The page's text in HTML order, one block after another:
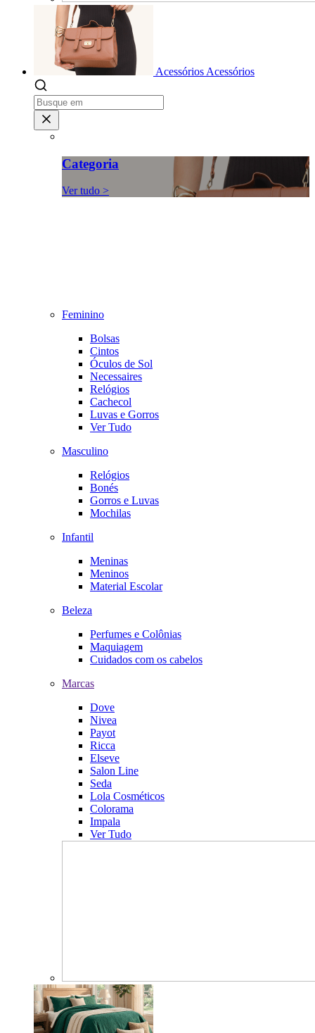
Acessórios Acessórios
Categoria
Ver tudo >
Feminino
Bolsas
Cintos
Óculos de Sol
Necessaires
Relógios
Cachecol
Luvas e Gorros
Ver Tudo
Masculino
Relógios
Bonés
Gorros e Luvas
Mochilas
Infantil
Meninas
Meninos
Material Escolar
Beleza
Perfumes e Colônias
Maquiagem
Cuidados com os cabelos
Marcas
Dove
Nivea
Payot
Ricca
Elseve
Salon Line
Seda
Lola Cosméticos
Colorama
Impala
Ver Tudo